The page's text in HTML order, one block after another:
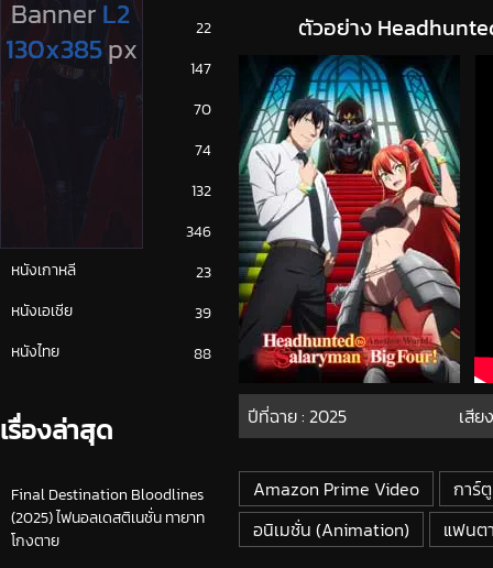
ซีรีย์ญี่ปุ่น
22
ซีรีย์ฝรั่ง
147
70
74
132
346
หนังเกาหลี
23
หนังเอเชีย
39
หนังไทย
88
เรื่องล่าสุด
Final Destination Bloodlines
(2025) ไฟนอลเดสติเนชั่น ทายาท
โกงตาย
ตัวอย่าง
ปีที่ฉาย : 2025 เสีย
Amazon Prime Video
การ์
อนิเมชั่น (Animation)
แฟนต